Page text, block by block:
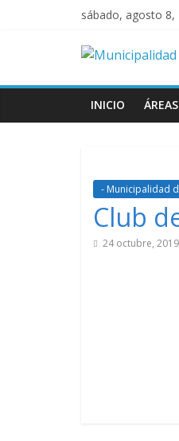
sábado, agosto 8,
INICIO ÁREAS
- Municipalidad
Club
24 octubre, 2019